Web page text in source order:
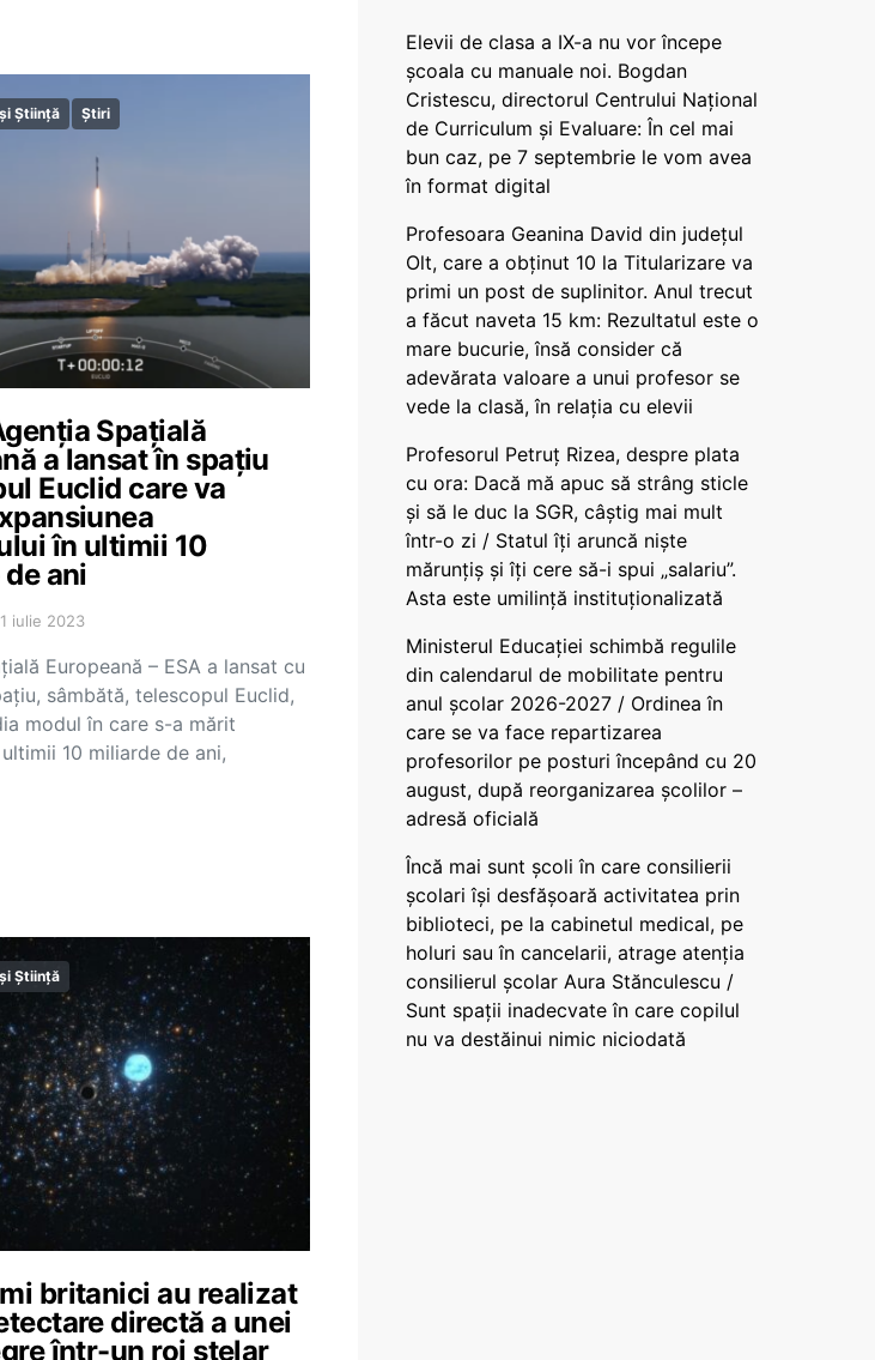
Știință Știri
Spațială
a lansat în spațiu
Euclid care va
în ultimii 10
ani
1 iulie 2023
Europeană – ESA a lansat cu
sâmbătă, telescopul Euclid,
modul în care s-a mărit
10 miliarde de ani,
Știință
britanici au realizat
directă a unei
într-un roi stelar
Elevii de clasa a IX-a nu vor începe
școala cu manuale noi. Bogdan
Cristescu, directorul Centrului Național
de Curriculum și Evaluare: În cel mai
bun caz, pe 7 septembrie le vom avea
în format digital
Profesoara Geanina David din județul
Olt, care a obținut 10 la Titularizare va
primi un post de suplinitor. Anul trecut
a făcut naveta 15 km: Rezultatul este o
mare bucurie, însă consider că
adevărata valoare a unui profesor se
vede la clasă, în relația cu elevii
Profesorul Petruț Rizea, despre plata
cu ora: Dacă mă apuc să strâng sticle
și să le duc la SGR, câștig mai mult
într-o zi / Statul îți aruncă niște
mărunțiș și îți cere să-i spui „salariu”.
Asta este umilință instituționalizată
Ministerul Educației schimbă regulile
din calendarul de mobilitate pentru
anul școlar 2026-2027 / Ordinea în
care se va face repartizarea
profesorilor pe posturi începând cu 20
august, după reorganizarea școlilor –
adresă oficială
Încă mai sunt școli în care consilierii
școlari își desfășoară activitatea prin
biblioteci, pe la cabinetul medical, pe
holuri sau în cancelarii, atrage atenția
consilierul școlar Aura Stănculescu /
Sunt spații inadecvate în care copilul
nu va destăinui nimic niciodată